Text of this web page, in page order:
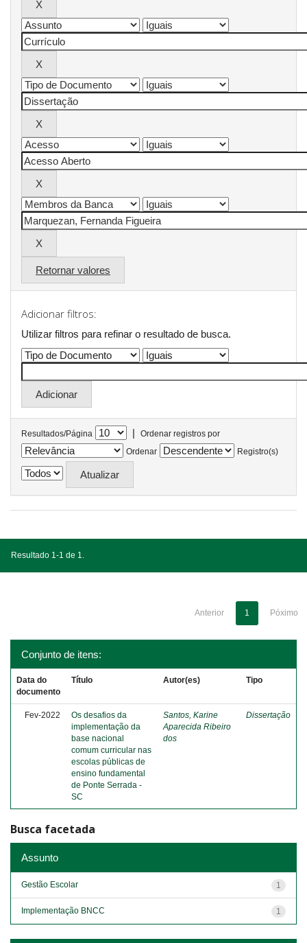
Retornar valores
Adicionar filtros:
Utilizar filtros para refinar o resultado de busca.
Resultados/Página |
Ordenar registros por
Ordenar
Registro(s)
Resultado 1-1 de 1.
Anterior 1 Póximo
Conjunto de itens:
Data do
documento
Título Autor(es) Tipo
Fev-2022
Os desafios da
implementação da
base nacional
comum curricular nas
escolas públicas de
ensino fundamental
de Ponte Serrada -
SC
Santos, Karine
Aparecida Ribeiro
dos
Dissertação
Busca facetada
Assunto
1
Gestão Escolar
1
Implementação BNCC